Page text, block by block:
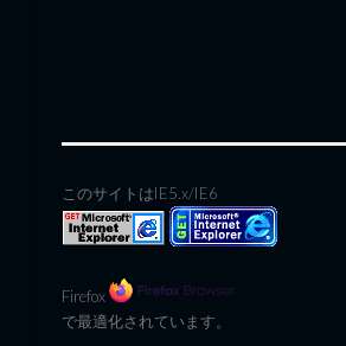
このサイトはIE5.x/IE6
Firefox
で最適化されています。